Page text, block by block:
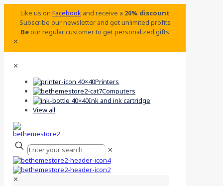
Like us onFacebookand receive a 20% discount
Subscribe our newsletter and get unlimited profits
Beour regular customer to get personalized gifts
✕
✕
Printers
Computers
Ink and ink cartridge
View all
✕
✕